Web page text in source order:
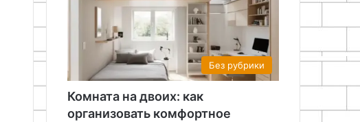
Без рубрики
Комната на двоих: как
организовать комфортное